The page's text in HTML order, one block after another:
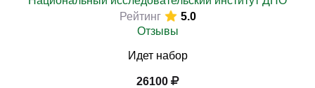
Рейтинг
5.0
Отзывы
Идет набор
26100